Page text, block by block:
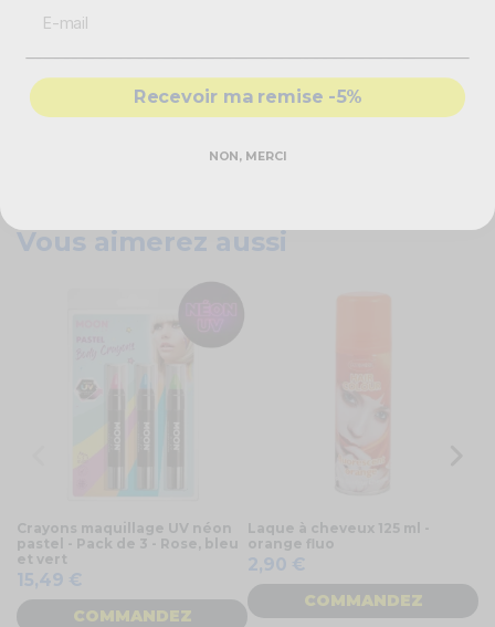
Caractéristiques techniques
Peinture visage UV
Vous aimerez aussi
Crayons maquillage UV néon
pastel - Pack de 3 - Rose, bleu
et vert
15,49 €
COMMANDEZ
Laque à cheveux 125 ml -
orange fluo
2,90 €
COMMANDEZ
Recevoir ma remise -5%
NON, MERCI